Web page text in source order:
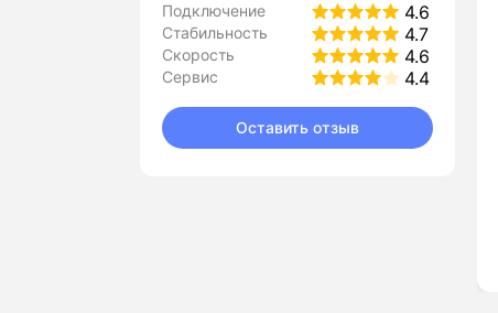
Подключение 4.6
Стабильность 4.7
Скорость 4.6
Сервис 4.4
Оставить отзыв